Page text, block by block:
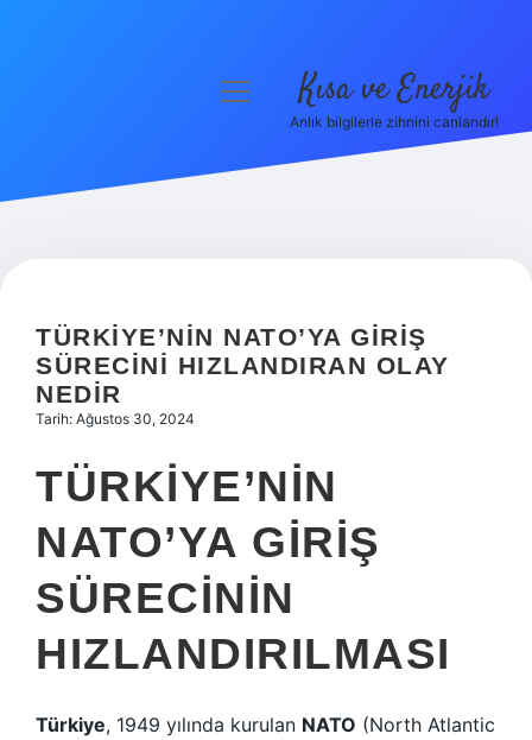
Hakkımızda
menüyü
Kısa ve Enerjik
Anlık bilgilerle zihnini canlandır!
TÜRKIYE’NIN NATO’YA GIRIŞ
SÜRECINI HIZLANDIRAN OLAY
NEDIR
Tarih: Ağustos 30, 2024
TÜRKIYE’NIN
NATO’YA GIRIŞ
SÜRECININ
HIZLANDIRILMASI
Türkiye, 1949 yılında kurulan NATO (North Atlantic